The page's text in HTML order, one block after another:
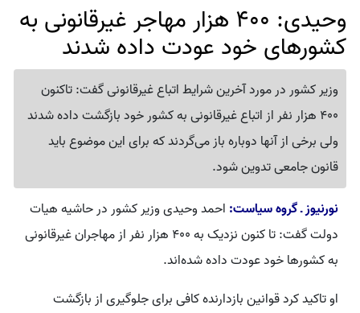
وحیدی: 400 هزار مهاجر غیرقانونی به
کشورهای خود عودت داده شدند
وزیر کشور در مورد آخرین شرایط اتباع غیرقانونی گفت: تاکنون
400 هزار نفر از اتباع غیرقانونی به کشور خود بازگشت داده شدند
ولی برخی از آنها دوباره باز می‌گردند که برای این موضوع باید
قانون جامعی تدوین شود.
نورنیوز ـ گروه سیاست: احمد وحیدی وزیر کشور در حاشیه هیات
دولت گفت: تا کنون نزدیک به ۴۰۰ هزار نفر از مهاجران غیرقانونی
به کشورها خود عودت داده شده‌اند.
او تاکید کرد قوانین بازدارنده کافی برای جلوگیری از بازگشت